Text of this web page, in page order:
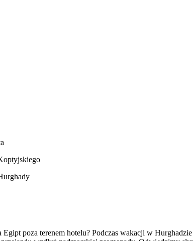
Egipt poza terenem hotelu? Podczas wakacji w